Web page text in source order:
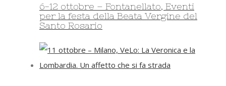
6-12 ottobre – Fontanellato, Eventi
per la festa della Beata Vergine del
Santo Rosario